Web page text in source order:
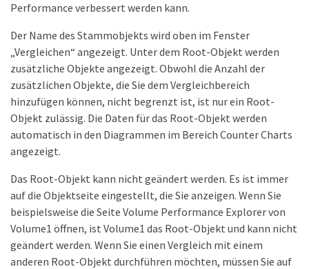
Performance verbessert werden kann.
Der Name des Stammobjekts wird oben im Fenster
„Vergleichen“ angezeigt. Unter dem Root-Objekt werden
zusätzliche Objekte angezeigt. Obwohl die Anzahl der
zusätzlichen Objekte, die Sie dem Vergleichbereich
hinzufügen können, nicht begrenzt ist, ist nur ein Root-
Objekt zulässig. Die Daten für das Root-Objekt werden
automatisch in den Diagrammen im Bereich Counter Charts
angezeigt.
Das Root-Objekt kann nicht geändert werden. Es ist immer
auf die Objektseite eingestellt, die Sie anzeigen. Wenn Sie
beispielsweise die Seite Volume Performance Explorer von
Volume1 öffnen, ist Volume1 das Root-Objekt und kann nicht
geändert werden. Wenn Sie einen Vergleich mit einem
anderen Root-Objekt durchführen möchten, müssen Sie auf